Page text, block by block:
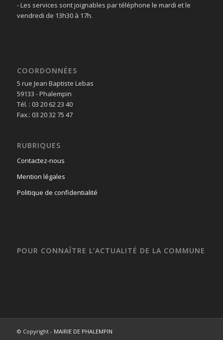
- Les services sont joignables par téléphone le mardi et le
vendredi de 13h30 à 17h.
COORDONNÉES
5 rue Jean Baptiste Lebas
59133 - Phalempin
Tél. : 03 20 62 23 40
Fax.: 03 20 32 75 47
RUBRIQUES
Contactez-nous
Mention légales
Politique de confidentialité
POUR CONNAÎTRE L’ACTUALITÉ DE LA COMMUNE
© Copyright - MAIRIE DE PHALEMPIN